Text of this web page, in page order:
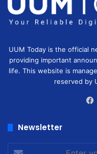
UUM Today is the official
providing important
life. This website is
reserved by
Newsletter